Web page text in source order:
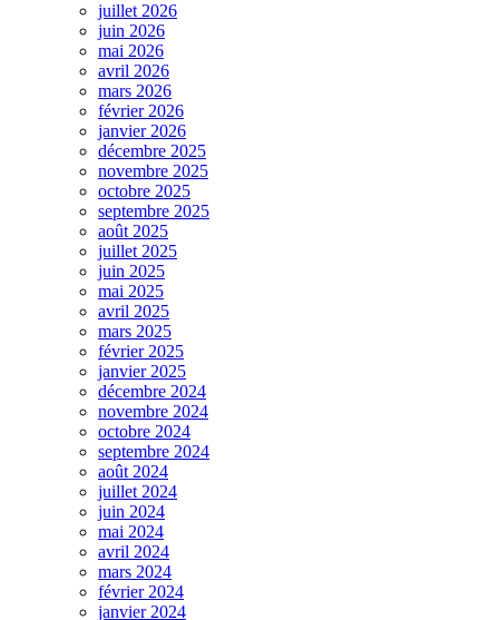
juillet 2026
juin 2026
mai 2026
avril 2026
mars 2026
février 2026
janvier 2026
décembre 2025
novembre 2025
octobre 2025
septembre 2025
août 2025
juillet 2025
juin 2025
mai 2025
avril 2025
mars 2025
février 2025
janvier 2025
décembre 2024
novembre 2024
octobre 2024
septembre 2024
août 2024
juillet 2024
juin 2024
mai 2024
avril 2024
mars 2024
février 2024
janvier 2024